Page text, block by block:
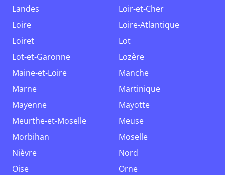
Landes
Loir-et-Cher
Loire
Loire-Atlantique
Loiret
Lot
Lot-et-Garonne
Lozère
Maine-et-Loire
Manche
Marne
Martinique
Mayenne
Mayotte
Meurthe-et-Moselle
Meuse
Morbihan
Moselle
Nièvre
Nord
Oise
Orne